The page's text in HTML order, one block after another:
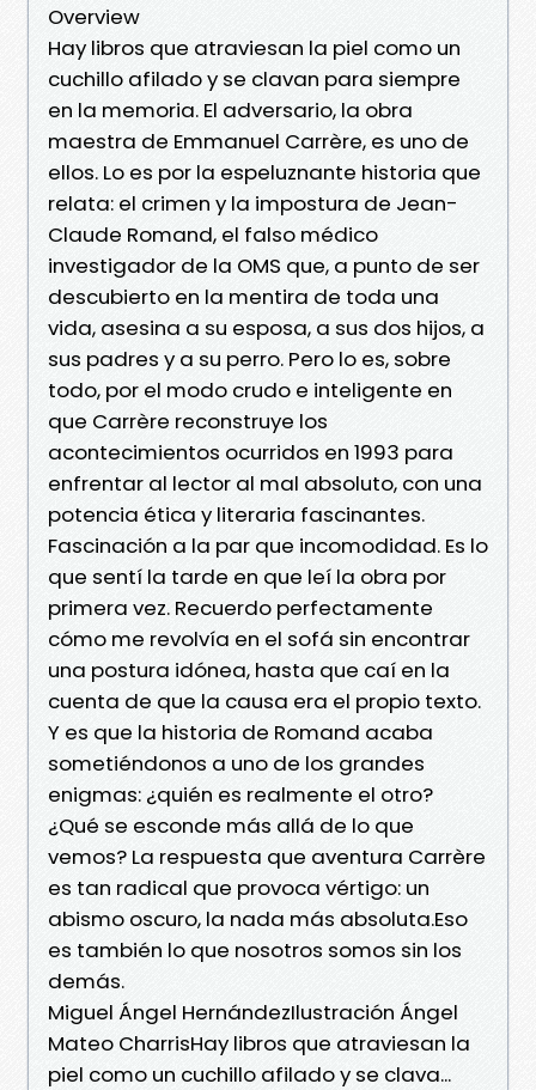
Overview
Hay libros que atraviesan la piel como un
cuchillo afilado y se clavan para siempre
en la memoria. El adversario, la obra
maestra de Emma­nuel Carrère, es uno de
ellos. Lo es por la espeluznante historia que
relata: el crimen y la impostura de Jean-
Claude Romand, el falso médico
investigador de la OMS que, a punto de ser
descubierto en la mentira de toda una
vida, asesina a su esposa, a sus dos hijos, a
sus padres y a su perro. Pero lo es, sobre
todo, por el modo crudo e inteligente en
que Carrère reconstruye los
acontecimientos ocurridos en 1993 para
enfrentar al lector al mal absoluto, con una
potencia ética y literaria fascinantes.
Fascinación a la par que incomodidad. Es lo
que sentí la tarde en que leí la obra por
primera vez. Recuerdo perfectamente
cómo me re­volvía en el sofá sin encontrar
una postura idónea, hasta que caí en la
cuenta de que la causa era el propio texto.
Y es que la historia de Romand acaba
sometiéndonos a uno de los grandes
enigmas: ¿quién es realmente el otro?
¿Qué se esconde más allá de lo que
vemos? La respuesta que aventura Carrère
es tan radical que provoca vértigo: un
abismo oscuro, la nada más absoluta.Eso
es también lo que nosotros somos sin los
demás.
Miguel Ángel HernándezIlustración Ángel
Mateo CharrisHay libros que atraviesan la
piel como un cuchillo afilado y se clava...